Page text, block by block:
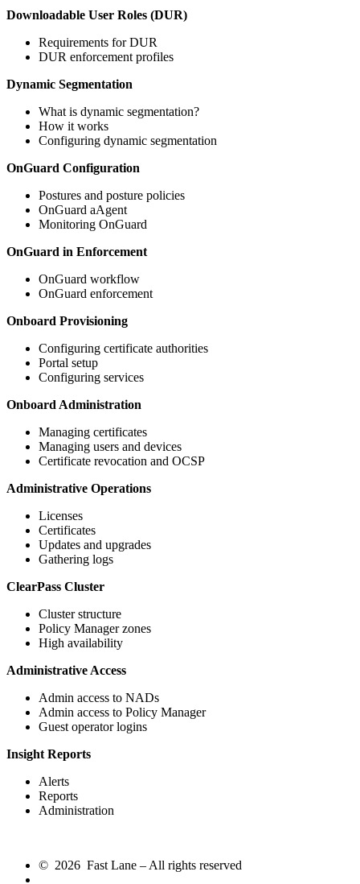
Downloadable User Roles (DUR)
Requirements for DUR
DUR enforcement profiles
Dynamic Segmentation
What is dynamic segmentation?
How it works
Configuring dynamic segmentation
OnGuard Configuration
Postures and posture policies
OnGuard aAgent
Monitoring OnGuard
OnGuard in Enforcement
OnGuard workflow
OnGuard enforcement
Onboard Provisioning
Configuring certificate authorities
Portal setup
Configuring services
Onboard Administration
Managing certificates
Managing users and devices
Certificate revocation and OCSP
Administrative Operations
Licenses
Certificates
Updates and upgrades
Gathering logs
ClearPass Cluster
Cluster structure
Policy Manager zones
High availability
Administrative Access
Admin access to NADs
Admin access to Policy Manager
Guest operator logins
Insight Reports
Alerts
Reports
Administration
© 2026 Fast Lane – All rights reserved